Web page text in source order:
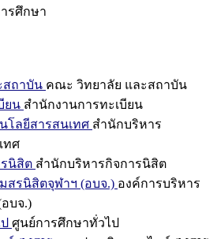
รศึกษา
สถาบัน คณะ วิทยาลัย และสถาบัน
ยน สำนักงานการทะเบียน
โลยีสารสนเทศ สำนักบริหาร
ทศ
นิสิต สำนักบริหารกิจการนิสิต
สรนิสิตจุฬาฯ (อบจ.) องค์การบริหาร
บจ.)
ศูนย์การศึกษาทั่วไป